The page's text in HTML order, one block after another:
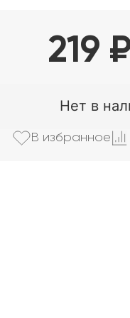
219
Нет в
В избранное